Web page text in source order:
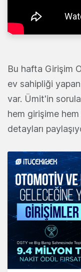
Bu hafta Girişim
ev sahipliği yapan
var. Ümit'in
hem girişime
detayları